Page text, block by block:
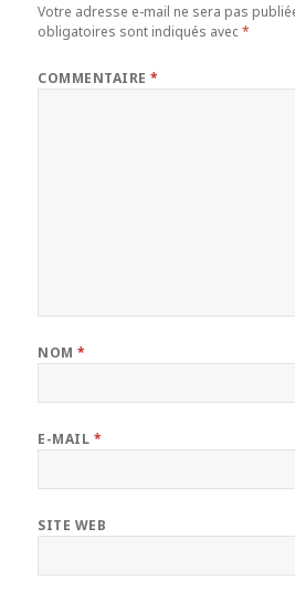
Votre adresse e-mail ne sera pas
obligatoires sont indiqués avec*
COMMENTAIRE*
NOM*
E-MAIL *
SITE WEB